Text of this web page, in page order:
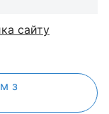
сайту
з